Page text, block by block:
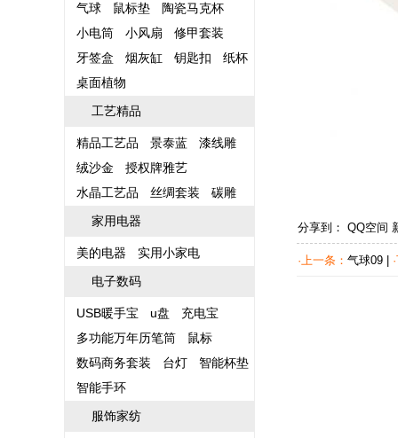
气球
鼠标垫
陶瓷马克杯
小电筒
小风扇
修甲套装
牙签盒
烟灰缸 钥匙扣
纸杯
桌面植物
工艺精品
精品工艺品 景泰蓝
漆线雕
绒沙金
授权牌雅艺
水晶工艺品
丝绸套装
碳雕
家用电器
美的电器
实用小家电
电子数码
USB暖手宝 u盘
充电宝
多功能万年历笔筒
鼠标
数码商务套装
台灯
智能杯垫
智能手环
服饰家纺
分享到： QQ空间
·上一条： 气球09